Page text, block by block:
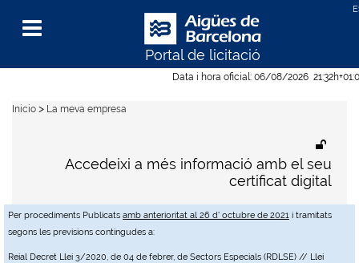
Data i hora oficial: 06/08/2026 21:32h
Per procediments Publicats amb anterioritat al 26 d' octubre de 2021 i tramitats
segons les previsions contingudes a:
Reial Decret Llei 3/2020, de 04 de febrer, de Sectors Especials (RDLSE) // Llei
Portal de licitació
Menu
Accedeixi a més informació amb el seu
certificat digital
Inicio > La meva empresa